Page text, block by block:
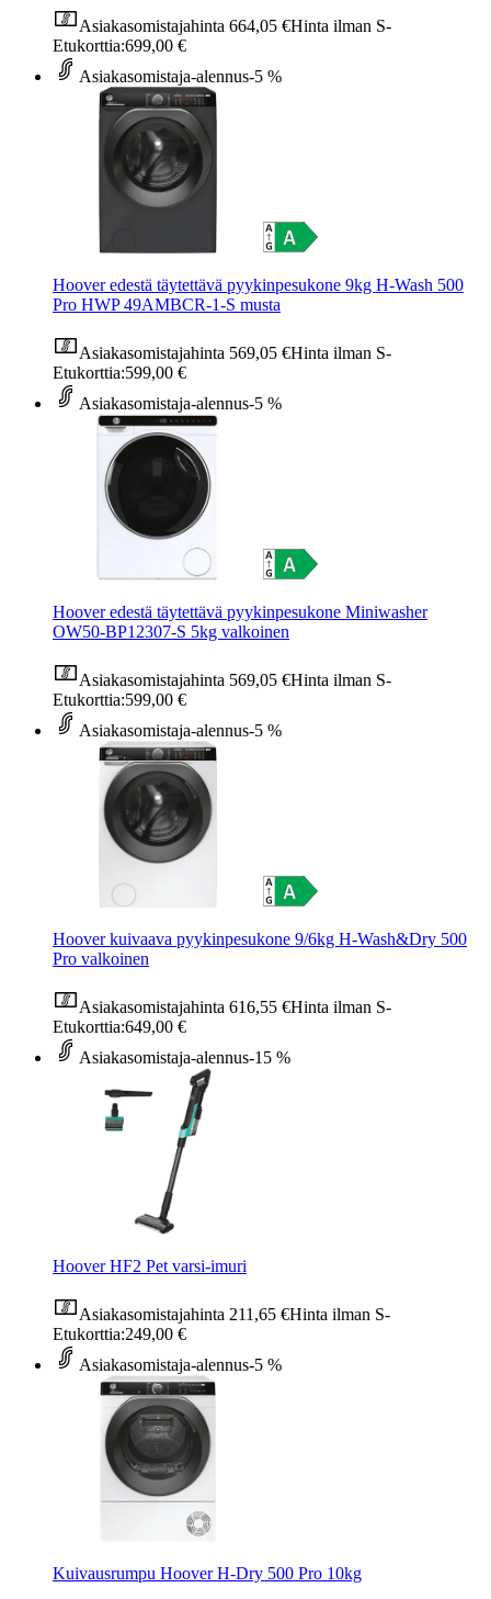
Asiakasomistajahinta 664,05 €Hinta ilman S-
Etukorttia:699,00 €
Asiakasomistaja-alennus-5 %
Hoover edestä täytettävä pyykinpesukone 9kg H-Wash 500
Pro HWP 49AMBCR-1-S musta
Asiakasomistajahinta 569,05 €Hinta ilman S-
Etukorttia:599,00 €
Asiakasomistaja-alennus-5 %
Hoover edestä täytettävä pyykinpesukone Miniwasher
OW50-BP12307-S 5kg valkoinen
Asiakasomistajahinta 569,05 €Hinta ilman S-
Etukorttia:599,00 €
Asiakasomistaja-alennus-5 %
Hoover kuivaava pyykinpesukone 9/6kg H-Wash&Dry 500
Pro valkoinen
Asiakasomistajahinta 616,55 €Hinta ilman S-
Etukorttia:649,00 €
Asiakasomistaja-alennus-15 %
Hoover HF2 Pet varsi-imuri
Asiakasomistajahinta 211,65 €Hinta ilman S-
Etukorttia:249,00 €
Asiakasomistaja-alennus-5 %
Kuivausrumpu Hoover H-Dry 500 Pro 10kg